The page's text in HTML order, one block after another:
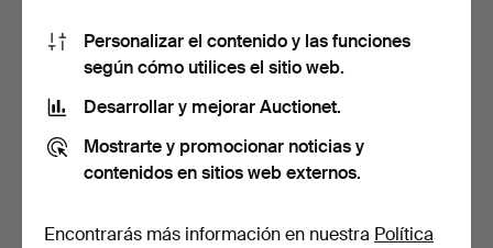
LÁMPARA DE MESA, IA,
mediados del siglo XX…
Subastado 17 jul 2026
1 puja
32 USD
CANDELERO, rococó, siglo
XVIII, fustes tor…
21 pujas
138 USD
Personalizar el contenido y las funciones
según cómo utilices el sitio web.
Desarrollar y mejorar Auctionet.
Mostrarte y promocionar noticias y
contenidos en sitios web externos.
Encontrarás más información en nuestra Política